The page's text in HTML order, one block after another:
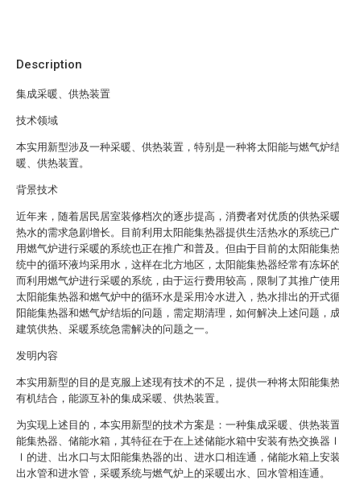
Description
集成采暖、供热装置
技术领域
本实用新型涉及一种采暖、供热装置，特别是一种将太阳能与燃气炉
暖、供热装置。
背景技术
近年来，随着居民居室装修档次的逐步提高，消费者对优质的供热采
热水的需求急剧增长。目前利用太阳能集热器提供生活热水的系统已
用燃气炉进行采暖的系统也正在推广和普及。但由于目前的太阳能集
统中的循环液均采用水，这样在北方地区，太阳能集热器经常有冻坏的
而利用燃气炉进行采暖的系统，由于运行费用较高，限制了其推广使
太阳能集热器和燃气炉中的循环水是采用冷水进入，热水排出的开式
阳能集热器和燃气炉结垢的问题，需定期清理，如何解决上述问题，
建筑供热、采暖系统急需解决的问题之一。
发明内容
本实用新型的目的是克服上述现有技术的不足，提供一种将太阳能集
有机结合，能源互补的集成采暖、供热装置。
为实现上述目的，本实用新型的技术方案是：一种集成采暖、供热装
能集热器、储能水箱，其特征在于在上述储能水箱中安装有热交换器
Ⅰ的进、出水口与太阳能集热器的出、进水口相连通，储能水箱上安
出水管和进水管，采暖系统与燃气炉上的采暖出水、回水管相连通。